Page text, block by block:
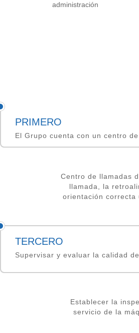
administración
PRIMERO
El Grupo cuenta con un centro
Centro de llamadas
llamada, la
orientación correcta
TERCERO
Supervisar y evaluar la calidad
Establecer la
servicio de la